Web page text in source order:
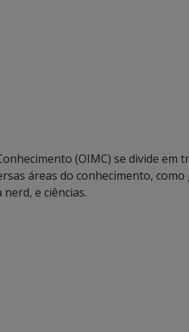
(OIMC) se divide em
áreas do conhecimento,
e ciências.